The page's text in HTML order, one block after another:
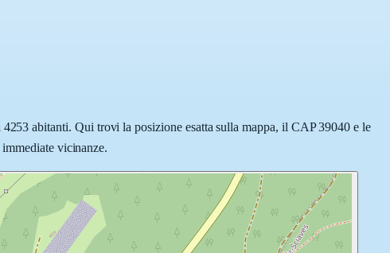
abitanti. Qui trovi la posizione esatta sulla mappa, il CAP 39040 e le
vicinanze.